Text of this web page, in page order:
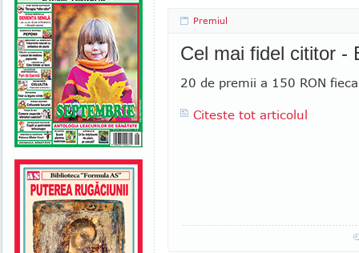
Premiul
Cel mai fidel cititor -
20 de premii a 150 RON
Citeste tot articolul